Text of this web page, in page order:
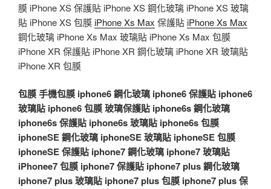
膜 iPhone XS 保護貼 iPhone XS 鋼化玻璃 iPhone XS 玻璃
貼 iPhone XS 包膜iPhone Xs Max 保護貼iPhone Xs Max
鋼化玻璃 iPhone Xs Max 玻璃貼 iPhone Xs Max 包膜
iPhone XR 保護貼 iPhone XR 鋼化玻璃 iPhone XR 玻璃貼
iPhone XR 包膜
包膜手機包膜 iphone6 鋼化玻璃 iphone6 保護貼 iphone6
玻璃貼 iphone6 包膜玻璃保護貼 iphone6s 鋼化玻璃
iphone6s 保護貼 iphone6s 玻璃貼 iphone6s 包膜
iphoneSE 鋼化玻璃 iphoneSE 玻璃貼 iphoneSE 包膜
iphoneSE 保護貼 iphone7 鋼化玻璃 iphone7 玻璃貼
iPhonee7 包膜 iphone7 保護貼 iphone7 plus 鋼化玻璃
iphone7 plus 玻璃貼 iphone7 plus 包膜 iphone7 plus 保